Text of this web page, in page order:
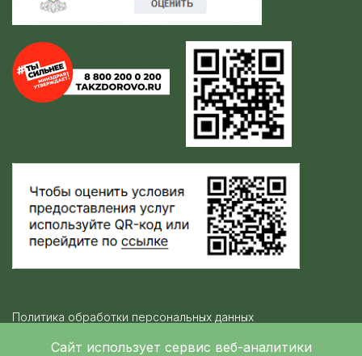
Сайт использует сервис веб-аналитики
Политика обработки персональных данных